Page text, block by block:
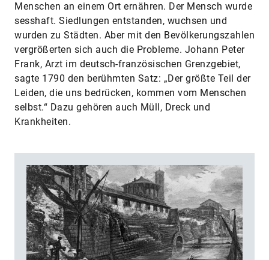
Menschen an einem Ort ernähren. Der Mensch wurde
sesshaft. Siedlungen entstanden, wuchsen und
wurden zu Städten. Aber mit den Bevölkerungszahlen
vergrößerten sich auch die Probleme. Johann Peter
Frank, Arzt im deutsch-französischen Grenzgebiet,
sagte 1790 den berühmten Satz: „Der größte Teil der
Leiden, die uns bedrücken, kommen vom Menschen
selbst.“ Dazu gehören auch Müll, Dreck und
Krankheiten.